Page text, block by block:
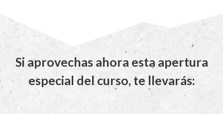
Si aprovechas ahora esta apertura
especial del curso, te llevarás: